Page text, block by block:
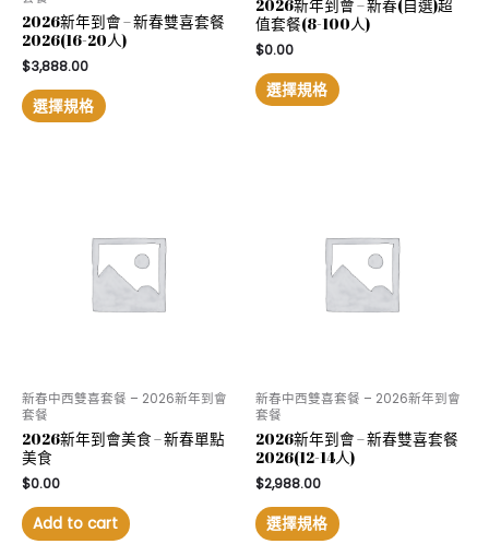
2026新年到會 – 新春雙喜套餐
2026(16-20人)
$3,888.00
選擇規格
2026新年到會 – 新春(自選)超
值套餐(8-100人)
$0.00
選擇規格
新春中西雙喜套餐 – 2026新年到會
套餐
2026新年到會美食 – 新春單點
美食
$0.00
Add to cart
新春中西雙喜套餐 – 2026新年到會
套餐
2026新年到會 – 新春雙喜套餐
2026(12-14人)
$2,988.00
選擇規格